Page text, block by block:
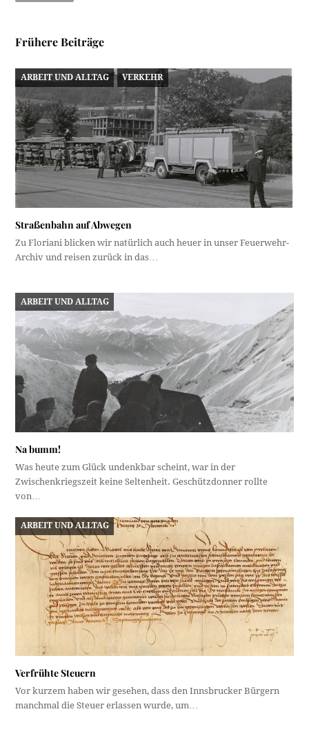
Frühere Beiträge
ARBEIT UND ALLTAG VERKEHR
Straßenbahn auf Abwegen
Zu Floriani blicken wir natürlich auch heuer in unser Feuerwehr-
Archiv und reisen zurück in das…
ARBEIT UND ALLTAG
Na bumm!
Was heute zum Glück undenkbar scheint, war in der
Zwischenkriegszeit keine Seltenheit. Geschützdonner rollte
von…
ARBEIT UND ALLTAG
Verfrühte Steuern
Vor kurzem haben wir gesehen, dass den Innsbrucker Bürgern
manchmal die Steuer erlassen wurde, um…